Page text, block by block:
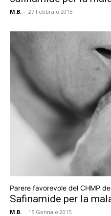
M.B. - 27 Febbraio 2015
Parere favorevole del CHMP
Safinamide per la
M.B. - 15 Gennaio 2015